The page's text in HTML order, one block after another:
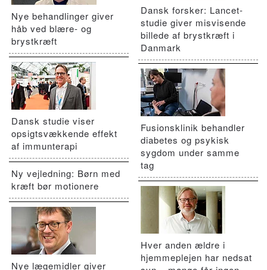
Nye behandlinger giver
håb ved blære- og
brystkræft
Dansk studie viser
opsigtsvækkende effekt
af immunterapi
Ny vejledning: Børn med
kræft bør motionere
Nye lægemidler giver
Dansk forsker: Lancet-
studie giver misvisende
billede af brystkræft i
Danmark
Fusionsklinik behandler
diabetes og psykisk
sygdom under samme
tag
Hver anden ældre i
hjemmeplejen har nedsat